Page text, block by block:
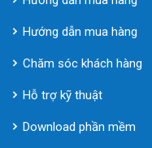
Hướng dẫn mua hàng
Chăm sóc khách hàng
Hỗ trợ kỹ thuật
Download phần mềm